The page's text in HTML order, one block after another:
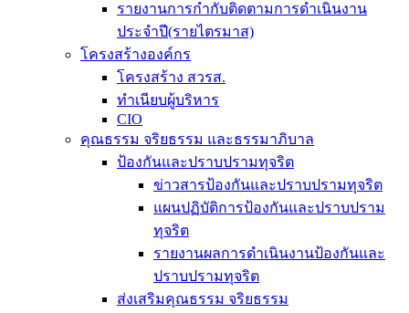
รายงานการกำกับติดตามการดำเนินงาน
ประจำปี(รายไตรมาส)
โครงสร้างองค์กร
โครงสร้าง สวรส.
ทำเนียบผู้บริหาร
CIO
คุณธรรม จริยธรรม และธรรมาภิบาล
ป้องกันและปราบปรามทุจริต
ข่าวสารป้องกันและปราบปรามทุจริต
แผนปฏิบัติการป้องกันและปราบปราม
ทุจริต
รายงานผลการดำเนินงานป้องกันและ
ปราบปรามทุจริต
ส่งเสริมคุณธรรม จริยธรรม